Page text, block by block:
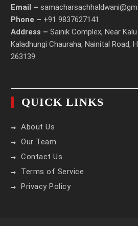
Email –
Phone – +91 9837627141
Address – Sainik Complex, Near
Kaladhungi Chauraha, Nainital Road,
263139
QUICK LINKS
About Us
Our Team
Contact Us
Terms of Service
Privacy Policy